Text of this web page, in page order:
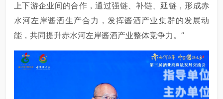
上下游企业间的合作，通过强链、补链、延链，形成赤
水河左岸酱酒生产合力，发挥酱酒产业集群的发展动
能，共同提升赤水河左岸酱酒产业整体竞争力。”